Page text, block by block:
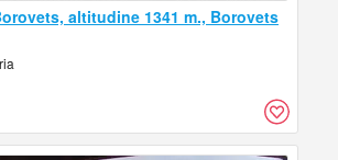
altitudine 1341 m., Borovets